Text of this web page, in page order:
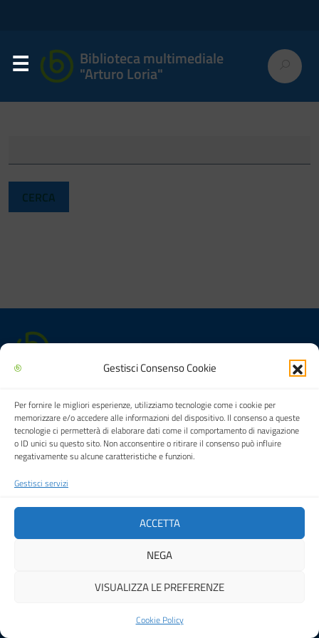
Gestisci Consenso Cookie
Per fornire le migliori esperienze, utilizziamo tecnologie come i cookie per
memorizzare e/o accedere alle informazioni del dispositivo. Il consenso a queste
tecnologie ci permetterà di elaborare dati come il comportamento di navigazione
o ID unici su questo sito. Non acconsentire o ritirare il consenso può influire
negativamente su alcune caratteristiche e funzioni.
Gestisci servizi
ACCETTA
NEGA
VISUALIZZA LE PREFERENZE
Cookie Policy
Biblioteca multimediale
"Arturo Loria"
Festa del Racconto
Biblioteca multimediale "Arturo Loria"
Città di Carpi
© 2026 Biblioteca multimediale "Arturo Loria"